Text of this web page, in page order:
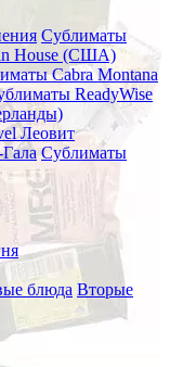
Сублиматы
House (США)
Cabra Montana
ReadyWise
Леовит
Сублиматы
блюда Вторые